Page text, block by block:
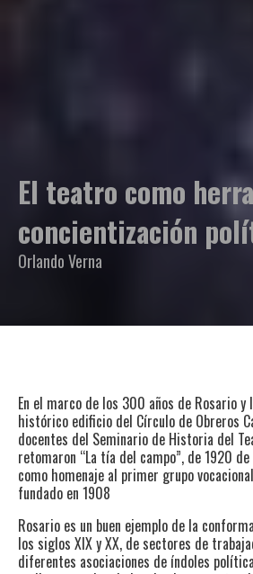
El teatro como
concientización
Orlando Verna
En el marco de los 300 años de Rosario y
histórico edificio del Círculo de Obreros
docentes del Seminario de Historia del
retomaron “La tía del campo”, de 1920
como homenaje al primer grupo
fundado en 1908
Rosario es un buen ejemplo de la
los siglos XIX y XX, de sectores de
diferentes asociaciones de índoles